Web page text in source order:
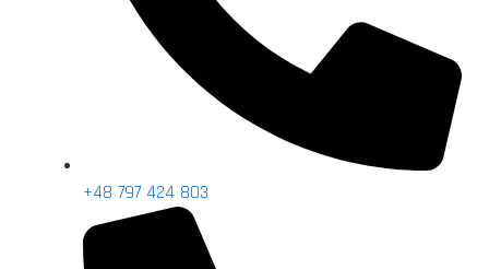
+48 797 424 803